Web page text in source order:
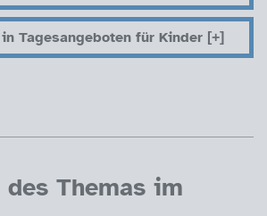
Tagesangeboten für Kinder
des Themas im